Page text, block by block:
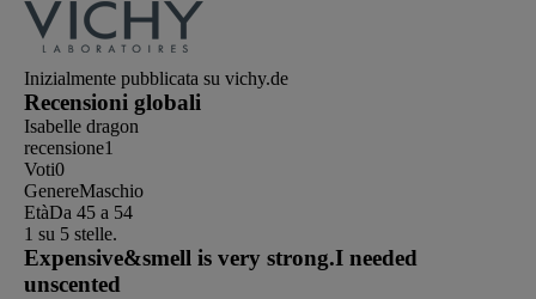
Inizialmente pubblicata su vichy.de
Recensioni globali
Isabelle dragon
recensione1
Voti0
GenereMaschio
EtàDa 45 a 54
1 su 5 stelle.
Expensive&smell is very strong.I needed
unscented